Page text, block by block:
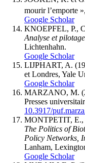
mourir l’emporte »,
Google Scholar
KNOEPFEL, P.,
Analyse et
Lichtenhahn.
Google Scholar
LIJPHART, A.
et Londres, Yale
Google Scholar
MARZANO, M.
Presses
10.3917/
MONTPETIT,
The Politics of
Policy Networks,
Lanham,
Google Scholar